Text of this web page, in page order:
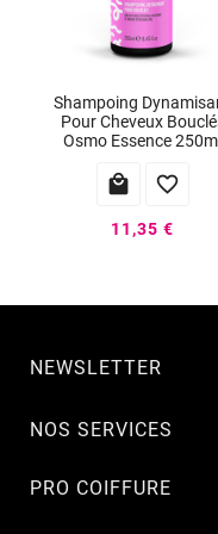
Shampoing
Pour Cheveux
Osmo Essence 250ml
 
11,35 €
NEWSLETTER
NOS SERVICES
PRO COIFFURE